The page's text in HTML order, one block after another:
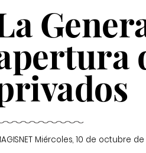
Miércoles, 10 de octubre de